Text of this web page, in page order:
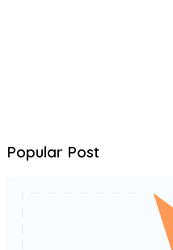
Popular Post